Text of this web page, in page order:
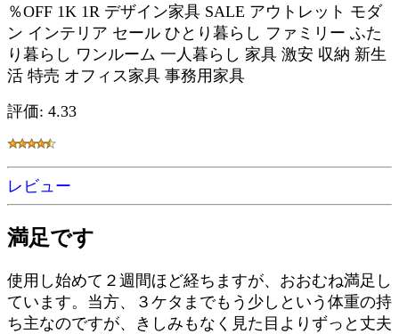
％OFF 1K 1R デザイン家具 SALE アウトレット モダ
ン インテリア セール ひとり暮らし ファミリー ふた
り暮らし ワンルーム 一人暮らし 家具 激安 収納 新生
活 特売 オフィス家具 事務用家具
評価: 4.33
レビュー
満足です
使用し始めて２週間ほど経ちますが、おおむね満足し
ています。当方、３ケタまでもう少しという体重の持
ち主なのですが、きしみもなく見た目よりずっと丈夫